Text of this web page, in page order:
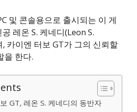
및 콘솔용으로 출시되는 이 게
레온 S. 케네디(Leon S.
카이엔 터보 GT가 그의 신뢰할
을 한다.
GT, 레온 S. 케네디의 동반자